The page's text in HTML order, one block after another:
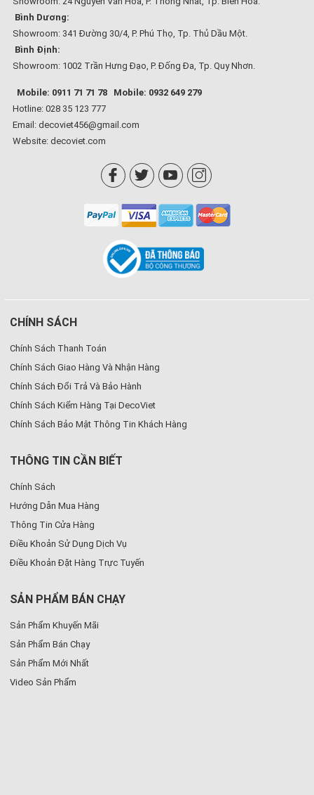
Bình Dương:
Showroom: 341 Đường 30/4, P. Phú Thọ, Tp. Thủ Dầu Một.
Bình Định:
Showroom: 1002 Trần Hưng Đạo, P. Đống Đa, Tp. Quy Nhơn.
Mobile: 0911 71 71 78
Mobile: 0932 649 279
Hotline: 028 35 123 777
Email: decoviet456@gmail.com
Website: decoviet.com
CHÍNH SÁCH
Chính Sách Thanh Toán
Chính Sách Giao Hàng Và Nhận Hàng
Chính Sách Đổi Trả Và Bảo Hành
Chính Sách Kiểm Hàng Tại DecoViet
Chính Sách Bảo Mật Thông Tin Khách Hàng
THÔNG TIN CẦN BIẾT
Chính Sách
Hướng Dẫn Mua Hàng
Thông Tin Cửa Hàng
Điều Khoản Sử Dụng Dịch Vụ
Điều Khoản Đặt Hàng Trực Tuyến
SẢN PHẨM BÁN CHẠY
Sản Phẩm Khuyến Mãi
Sản Phẩm Bán Chạy
Sản Phẩm Mới Nhất
Video Sản Phẩm